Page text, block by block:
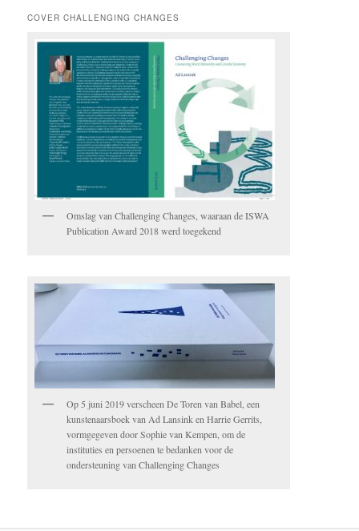
COVER CHALLENGING CHANGES
Omslag van Challenging Changes, waaraan de ISWA
Publication Award 2018 werd toegekend
Op 5 juni 2019 verscheen De Toren van Babel, een
kunstenaarsboek van Ad Lansink en Harrie Gerrits,
vormgegeven door Sophie van Kempen, om de
instituties en persoenen te bedanken voor de
ondersteuning van Challenging Changes